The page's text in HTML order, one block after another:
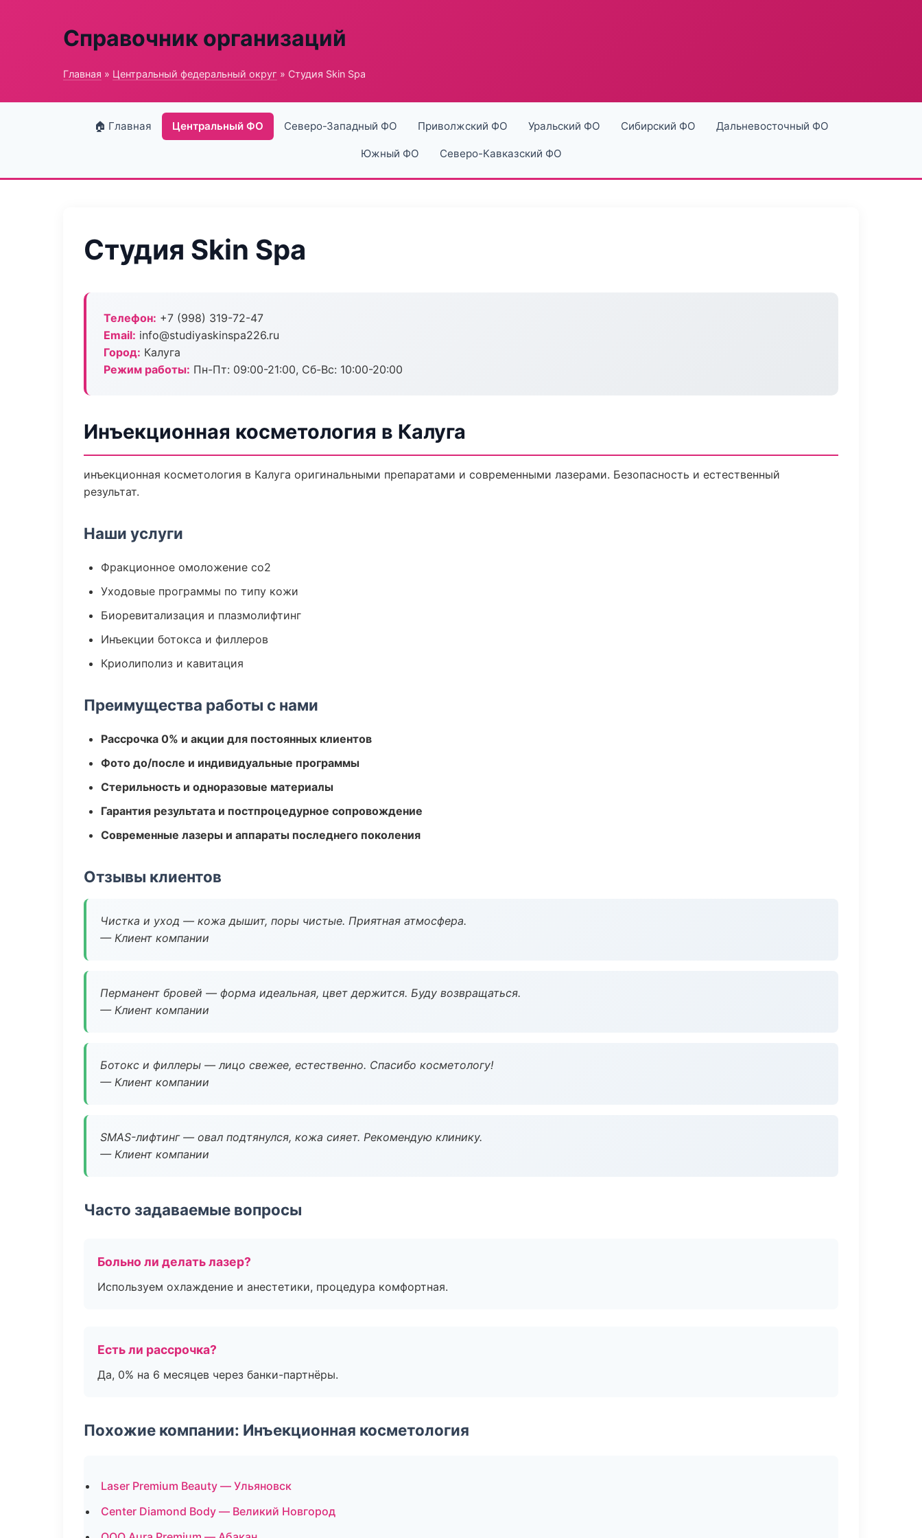
Справочник организаций
Главная » Центральный федеральный округ » Студия Skin Spa
🏠 Главная Центральный ФО Северо-Западный ФО Приволжский ФО Уральский ФО Сибирский ФО Дальневосточный ФО
Южный ФО Северо-Кавказский ФО
Студия Skin Spa
Телефон: +7 (998) 319-72-47
Email: info@studiyaskinspa226.ru
Город: Калуга
Режим работы: Пн-Пт: 09:00-21:00, Сб-Вс: 10:00-20:00
Инъекционная косметология в Калуга
инъекционная косметология в Калуга оригинальными препаратами и современными лазерами. Безопасность и естественный
результат.
Наши услуги
Фракционное омоложение co2
Уходовые программы по типу кожи
Биоревитализация и плазмолифтинг
Инъекции ботокса и филлеров
Криолиполиз и кавитация
Преимущества работы с нами
Рассрочка 0% и акции для постоянных клиентов
Фото до/после и индивидуальные программы
Стерильность и одноразовые материалы
Гарантия результата и постпроцедурное сопровождение
Современные лазеры и аппараты последнего поколения
Отзывы клиентов
Чистка и уход — кожа дышит, поры чистые. Приятная атмосфера.
— Клиент компании
Перманент бровей — форма идеальная, цвет держится. Буду возвращаться.
— Клиент компании
Ботокс и филлеры — лицо свежее, естественно. Спасибо косметологу!
— Клиент компании
SMAS-лифтинг — овал подтянулся, кожа сияет. Рекомендую клинику.
— Клиент компании
Часто задаваемые вопросы
Больно ли делать лазер?
Используем охлаждение и анестетики, процедура комфортная.
Есть ли рассрочка?
Да, 0% на 6 месяцев через банки-партнёры.
Похожие компании: Инъекционная косметология
Laser Premium Beauty — Ульяновск
Center Diamond Body — Великий Новгород